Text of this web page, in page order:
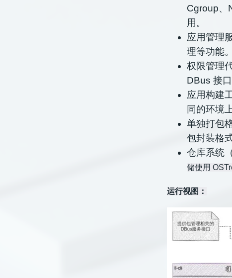
Cgroup、
用。
应用管理
理等功能
权限管理
DBus 接
应用构建
同的环境
单独打包
包封装格
仓库系统
储使用
运行视图：